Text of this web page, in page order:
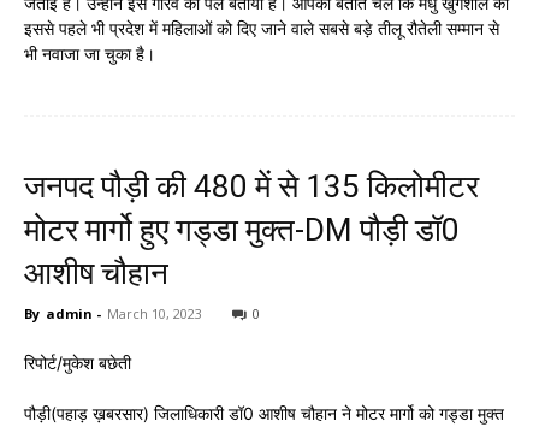
इससे पहले भी प्रदेश में महिलाओं को दिए जाने वाले सबसे बड़े तीलू रौतेली सम्मान से
भी नवाजा जा चुका है।
जनपद पौड़ी की 480 में से 135 किलोमीटर
मोटर मार्गो हुए गड्डा मुक्त-DM पौड़ी डॉ0
आशीष चौहान
By admin - March 10, 2023 0
रिपोर्ट/मुकेश बछेती
पौड़ी(पहाड़ ख़बरसार) जिलाधिकारी डॉ0 आशीष चौहान ने मोटर मार्गो को गड्डा मुक्त